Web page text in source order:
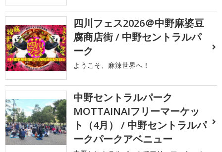
四川フェス2026＠中野麻婆豆
腐商店街 / 中野セントラルパ
ーク
ようこそ、麻辣世界へ！
中野セントラルパーク
MOTTAINAIフリーマーケッ
ト（4月） / 中野セントラルパ
ークパークアベニュー